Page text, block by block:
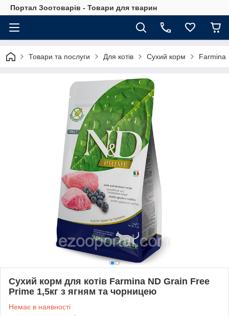
Портал Зоотоварів - Товари для тварин
Товари та послуги Для котів Сухий корм Farmina
Сухий корм для котів Farmina ND Grain Free
Prime 1,5кг з ягням та чорницею
Немає в наявності